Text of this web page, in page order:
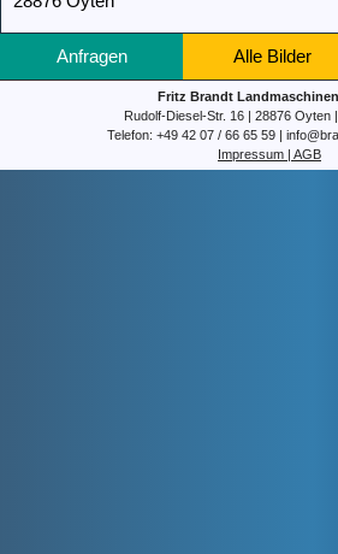
Anfragen Alle Bilder
Fritz Brandt
Rudolf-Diesel-Str. 16 | 28876 Oyten
Telefon: +49 42 07 / 66 65 59 |
Impressum | AGB